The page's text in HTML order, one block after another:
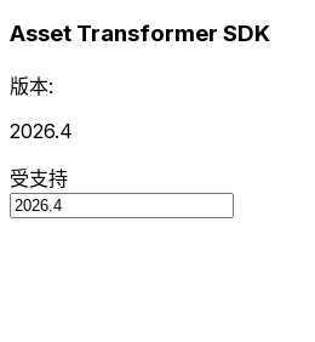
Asset Transformer SDK
版本:
2026.4
受支持